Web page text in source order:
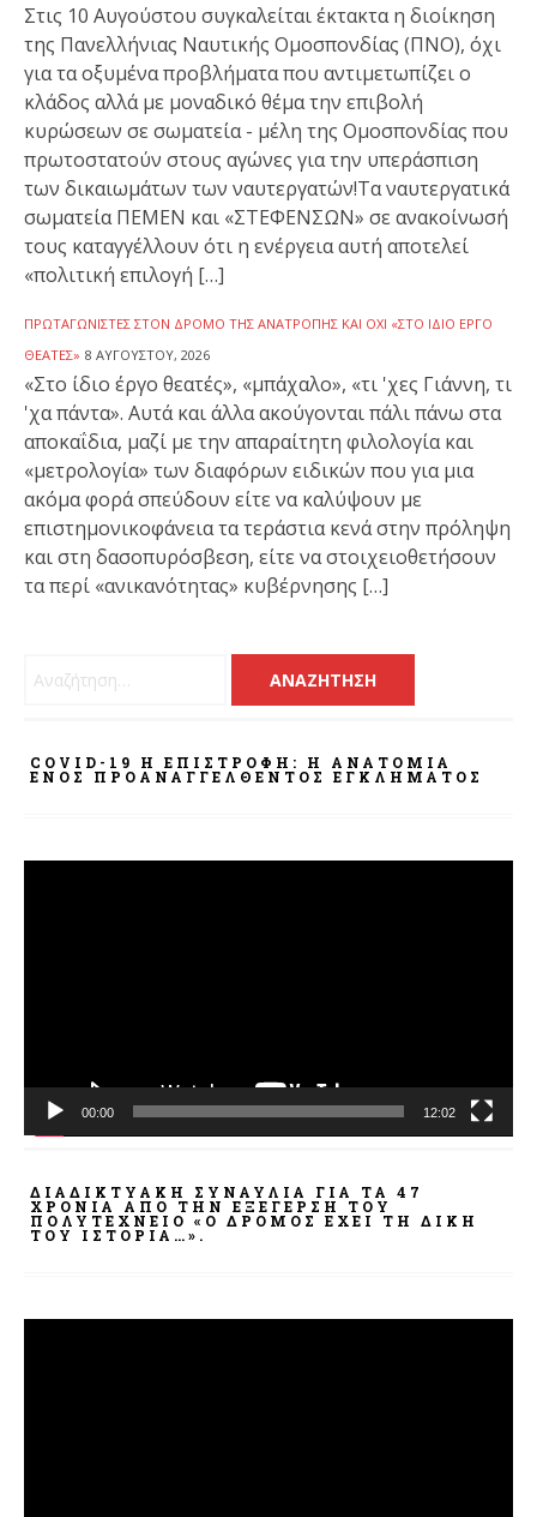
Στις 10 Αυγούστου συγκαλείται έκτακτα η διοίκηση
της Πανελλήνιας Ναυτικής Ομοσπονδίας (ΠΝΟ), όχι
για τα οξυμένα προβλήματα που αντιμετωπίζει ο
κλάδος αλλά με μοναδικό θέμα την επιβολή
κυρώσεων σε σωματεία - μέλη της Ομοσπονδίας που
πρωτοστατούν στους αγώνες για την υπεράσπιση
των δικαιωμάτων των ναυτεργατών!Τα ναυτεργατικά
σωματεία ΠΕΜΕΝ και «ΣΤΕΦΕΝΣΩΝ» σε ανακοίνωσή
τους καταγγέλλουν ότι η ενέργεια αυτή αποτελεί
«πολιτική επιλογή […]
ΠΡΩΤΑΓΩΝΙΣΤΈΣ ΣΤΟΝ ΔΡΌΜΟ ΤΗΣ ΑΝΑΤΡΟΠΉΣ ΚΑΙ ΌΧΙ «ΣΤΟ ΊΔΙΟ ΈΡΓΟ
ΘΕΑΤΈΣ» 8 ΑΥΓΟΎΣΤΟΥ, 2026
«Στο ίδιο έργο θεατές», «μπάχαλο», «τι 'χες Γιάννη, τι
'χα πάντα». Αυτά και άλλα ακούγονται πάλι πάνω στα
αποκαΐδια, μαζί με την απαραίτητη φιλολογία και
«μετρολογία» των διαφόρων ειδικών που για μια
ακόμα φορά σπεύδουν είτε να καλύψουν με
επιστημονικοφάνεια τα τεράστια κενά στην πρόληψη
και στη δασοπυρόσβεση, είτε να στοιχειοθετήσουν
τα περί «ανικανότητας» κυβέρνησης […]
Αναζήτηση για:
COVID-19 Η ΕΠΙΣΤΡΟΦΗ: Η ΑΝΑΤΟΜΊΑ
ΕΝΌΣ ΠΡΟΑΝΑΓΓΕΛΘΈΝΤΟΣ ΕΓΚΛΉΜΑΤΟΣ
00:00 12:02
ΔΙΑΔΙΚΤΥΑΚΉ ΣΥΝΑΥΛΊΑ ΓΙΑ ΤΑ 47
ΧΡΌΝΙΑ ΑΠΌ ΤΗΝ ΕΞΈΓΕΡΣΗ ΤΟΥ
ΠΟΛΥΤΕΧΝΕΊΟ «Ο ΔΡΌΜΟΣ ΈΧΕΙ ΤΗ ΔΙΚΉ
ΤΟΥ ΙΣΤΟΡΊΑ…».